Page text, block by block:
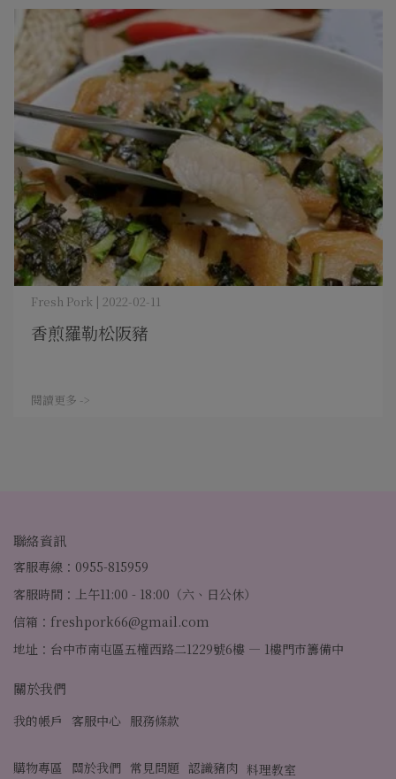
香煎羅勒松阪豬
Fresh Pork | 2022-02-11
閱讀更多 ->
聯絡資訊
客服專線：0955-815959
客服時間：上午11:00 - 18:00（六、日公休）
信箱：freshpork66@gmail.com
地址：台中市南屯區五權西路二1229號6樓 — 1樓門市籌備中
關於我們
我的帳戶 客服中心 服務條款
購物專區 關於我們 常見問題 認識豬肉 料理教室